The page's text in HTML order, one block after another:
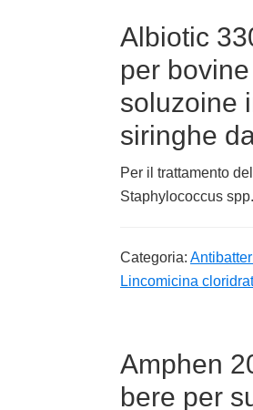
Albiotic
per
soluzoine
siringhe
Per il trattamento
Staphylococcus spp.
Categoria:
Lincomicina
Amphen
bere per